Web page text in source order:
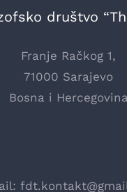
društvo
Franje Račkog 1,
71000 Sarajevo
Bosna i Hercegovina